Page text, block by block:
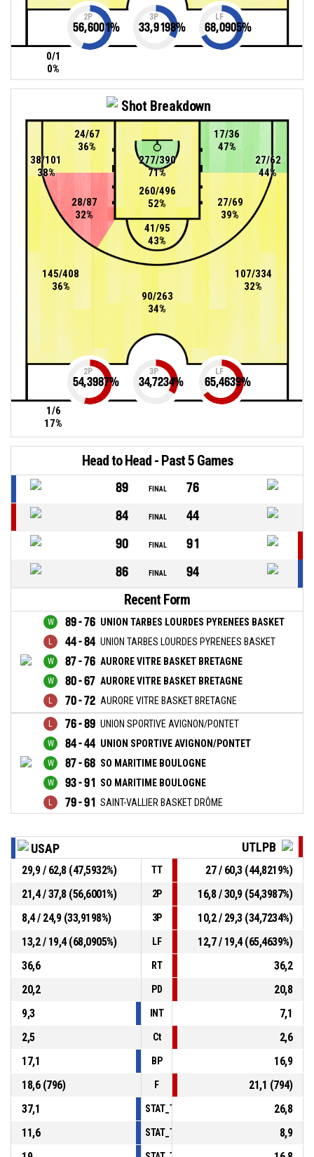
0/1
0%
2P
56,6001%
3P
33,9198%
LF
68,0905%
Shot Breakdown
41/95
43%
28/87
32%
24/67
36%
27/69
39%
17/36
47%
260/496
52%
277/390
71%
1/6
17%
90/263
34%
145/408
36%
38/101
38%
107/334
32%
27/62
44%
2P
54,3987%
3P
34,7234%
LF
65,4639%
Head to Head - Past 5 Games
89 FINAL
76
84
FINAL
44
90
FINAL
91
86
FINAL 94
Recent Form
89 - 76 UNION TARBES LOURDES PYRENEES BASKET
44 - 84 UNION TARBES LOURDES PYRENEES BASKET
87 - 76 AURORE VITRE BASKET BRETAGNE
80 - 67 AURORE VITRE BASKET BRETAGNE
70 - 72 AURORE VITRE BASKET BRETAGNE
76 - 89 UNION SPORTIVE AVIGNON/PONTET
84 - 44 UNION SPORTIVE AVIGNON/PONTET
87 - 68 SO MARITIME BOULOGNE
93 - 91 SO MARITIME BOULOGNE
79 - 91 SAINT-VALLIER BASKET DRÔME
USAP UTLPB
29,9 / 62,8 (47,5932%) TT
27 / 60,3 (44,8219%)
21,4 / 37,8 (56,6001%)
2P
16,8 / 30,9 (54,3987%)
8,4 / 24,9 (33,9198%)
3P
10,2 / 29,3 (34,7234%)
13,2 / 19,4 (68,0905%)
LF
12,7 / 19,4 (65,4639%)
36,6
RT
36,2
20,2
PD
20,8
9,3
INT
7,1
2,5
Ct
2,6
17,1
BP
16,9
18,6 (796)
F
21,1 (794)
37,1
26,8
11,6
8,9